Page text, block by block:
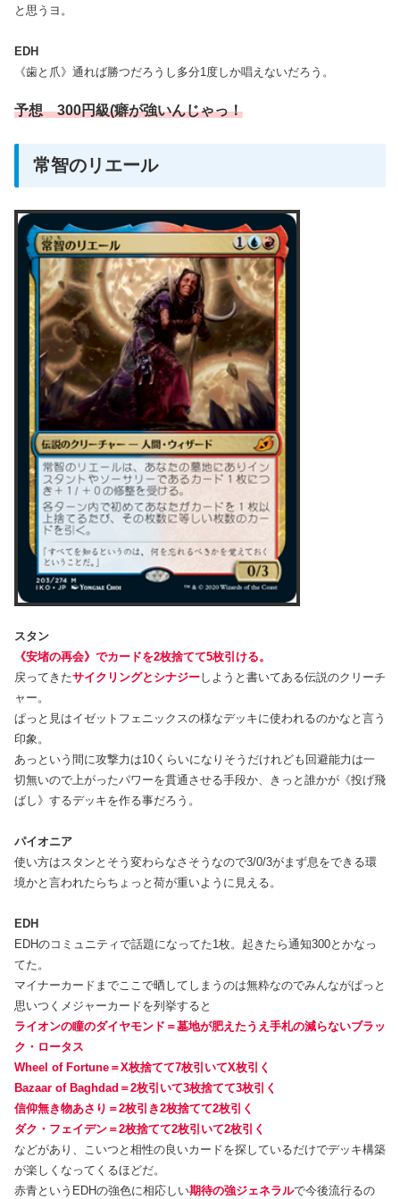
と思うヨ。
EDH
《歯と爪》通れば勝つだろうし多分1度しか唱えないだろう。
予想 300円級(癖が強いんじゃっ！
常智のリエール
スタン
《安堵の再会》でカードを2枚捨てて5枚引ける。
戻ってきたサイクリングとシナジーしようと書いてある伝説のクリーチ
ャー。
ぱっと見はイゼットフェニックスの様なデッキに使われるのかなと言う
印象。
あっという間に攻撃力は10くらいになりそうだけれども回避能力は一
切無いので上がったパワーを貫通させる手段か、きっと誰かが《投げ飛
ばし》するデッキを作る事だろう。
パイオニア
使い方はスタンとそう変わらなさそうなので3/0/3がまず息をできる環
境かと言われたらちょっと荷が重いように見える。
EDH
EDHのコミュニティで話題になってた1枚。起きたら通知300とかなっ
てた。
マイナーカードまでここで晒してしまうのは無粋なのでみんながぱっと
思いつくメジャーカードを列挙すると
ライオンの瞳のダイヤモンド＝墓地が肥えたうえ手札の減らないブラッ
ク・ロータス
Wheel of Fortune＝X枚捨てて7枚引いてX枚引く
Bazaar of Baghdad＝2枚引いて3枚捨てて3枚引く
信仰無き物あさり＝2枚引き2枚捨てて2枚引く
ダク・フェイデン＝2枚捨てて2枚引いて2枚引く
などがあり、こいつと相性の良いカードを探しているだけでデッキ構築
が楽しくなってくるほどだ。
赤青というEDHの強色に相応しい期待の強ジェネラルで今後流行るの